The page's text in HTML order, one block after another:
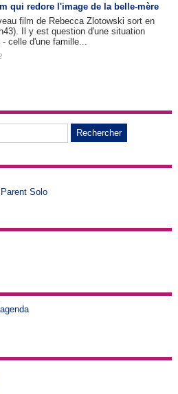
qui redore l'image de la belle-mère
film de Rebecca Zlotowski sort en
Il y est question d'une situation
celle d'une famille...
Parent Solo